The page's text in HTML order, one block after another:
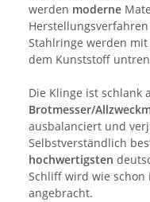
werden moderne
Stahlringe werden
dem Kunststoff
Die Klinge ist schlank
Brotmesser/
ausbalanciert und
Selbstverständlich
hochwertigsten
Schliff wird wie schon
angebracht.